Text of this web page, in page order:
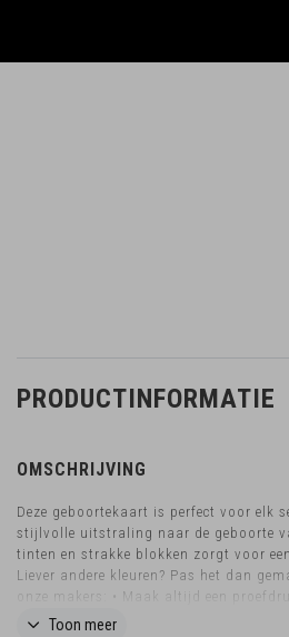
PRODUCTINFORMATIE
OMSCHRIJVING
Deze geboortekaart is perfect voor elk
stijlvolle uitstraling naar de geboorte
tinten en strakke blokken zorgt voor
Liever andere kleuren? Pas het dan
onze makers: • Maak altijd een
ontwerp een luxe uitstraling. • Sluit de
Toon meer